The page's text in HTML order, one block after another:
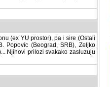
(ex YU prostor), pa i sire (Ostali
(Beograd, SRB), Zeljko Milovic
prilozi svakako zasluzuju da se